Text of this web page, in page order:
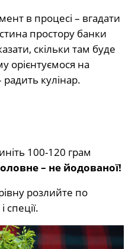
в процесі – вгадати
простору банки
скільки там буде
орієнтуємося на
радить кулінар.
100-120 грам
– не йодованої!
розлийте по
спеції.